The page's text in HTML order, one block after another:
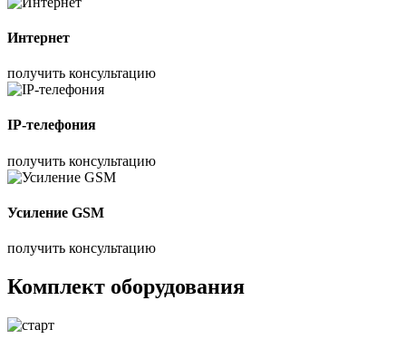
Интернет
получить консультацию
IP-телефония
получить консультацию
Усиление GSM
получить консультацию
Комплект оборудования